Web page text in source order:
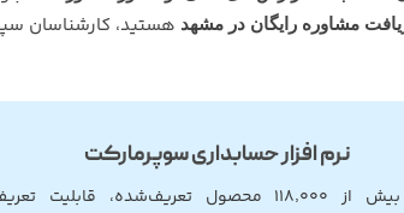
مشاوره رایگان در مشهد هستید، کارشناسان
نرم افزار حسابداری سوپرمارکت
بیش از ۱۱۸٬۰۰۰ محصول تعریف‌شده، قابلیت